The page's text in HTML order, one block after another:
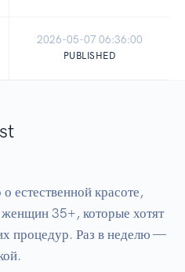
2026-05-07 06:36:00
PUBLISHED
естественной красоте,
35+, которые хотят
процедур. Раз в неделю —